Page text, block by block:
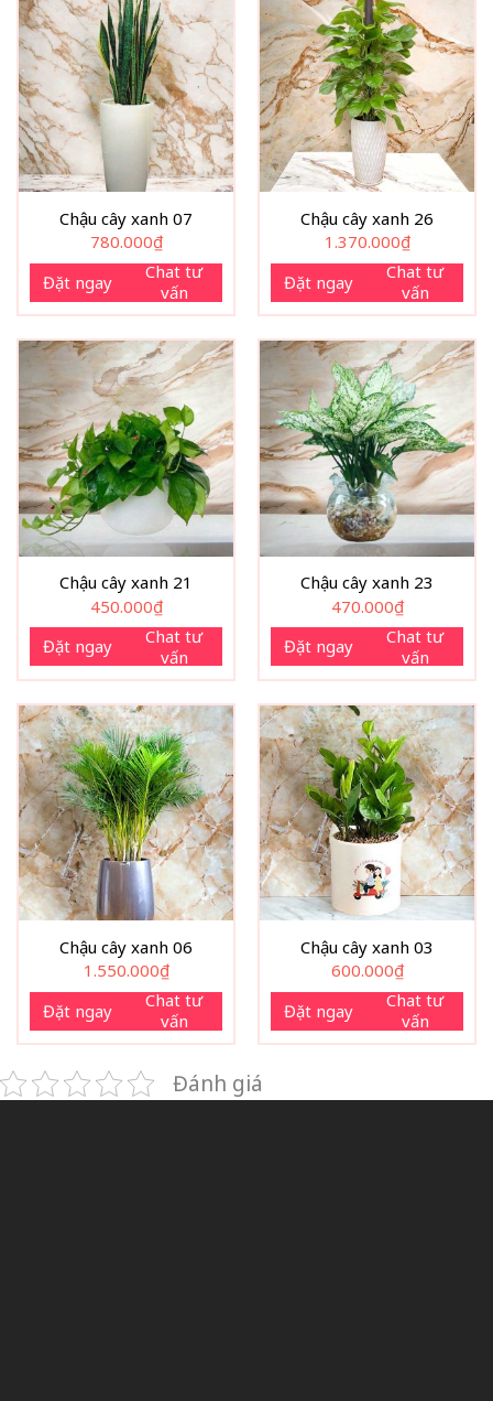
Chậu cây xanh 07
780.000₫
Đặt ngay
Chat tư
vấn
Chậu cây xanh 26
1.370.000₫
Đặt ngay
Chat tư
vấn
Chậu cây xanh 21
450.000₫
Đặt ngay
Chat tư
vấn
Chậu cây xanh 23
470.000₫
Đặt ngay
Chat tư
vấn
Chậu cây xanh 06
1.550.000₫
Đặt ngay
Chat tư
vấn
Chậu cây xanh 03
600.000₫
Đặt ngay
Chat tư
vấn
Đánh giá